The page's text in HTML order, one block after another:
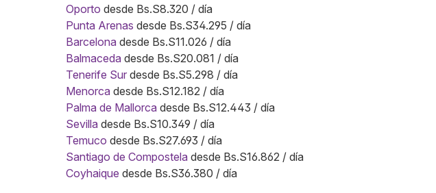
Oporto desde Bs.S8.320 / día
Punta Arenas desde Bs.S34.295 / día
Barcelona desde Bs.S11.026 / día
Balmaceda desde Bs.S20.081 / día
Tenerife Sur desde Bs.S5.298 / día
Menorca desde Bs.S12.182 / día
Palma de Mallorca desde Bs.S12.443 / día
Sevilla desde Bs.S10.349 / día
Temuco desde Bs.S27.693 / día
Santiago de Compostela desde Bs.S16.862 / día
Coyhaique desde Bs.S36.380 / día